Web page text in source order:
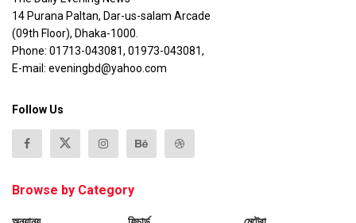
14 Purana Paltan, Dar-us-salam Arcade
(09th Floor), Dhaka-1000.
Phone: 01713-043081, 01973-043081,
E-mail: eveningbd@yahoo.com
Follow Us
Browse by Category